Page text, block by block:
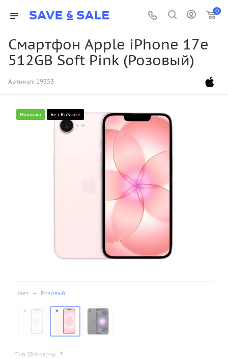
0
Смартфон Apple iPhone 17e
512GB Soft Pink (Розовый)
Артикул: 19353
Новинка Без RuStore
Цвет — Розовый
Тип SIM-карты ?